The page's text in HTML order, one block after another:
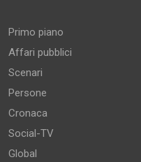
Primo piano
Affari pubblici
Scenari
Persone
Cronaca
Social-TV
Global